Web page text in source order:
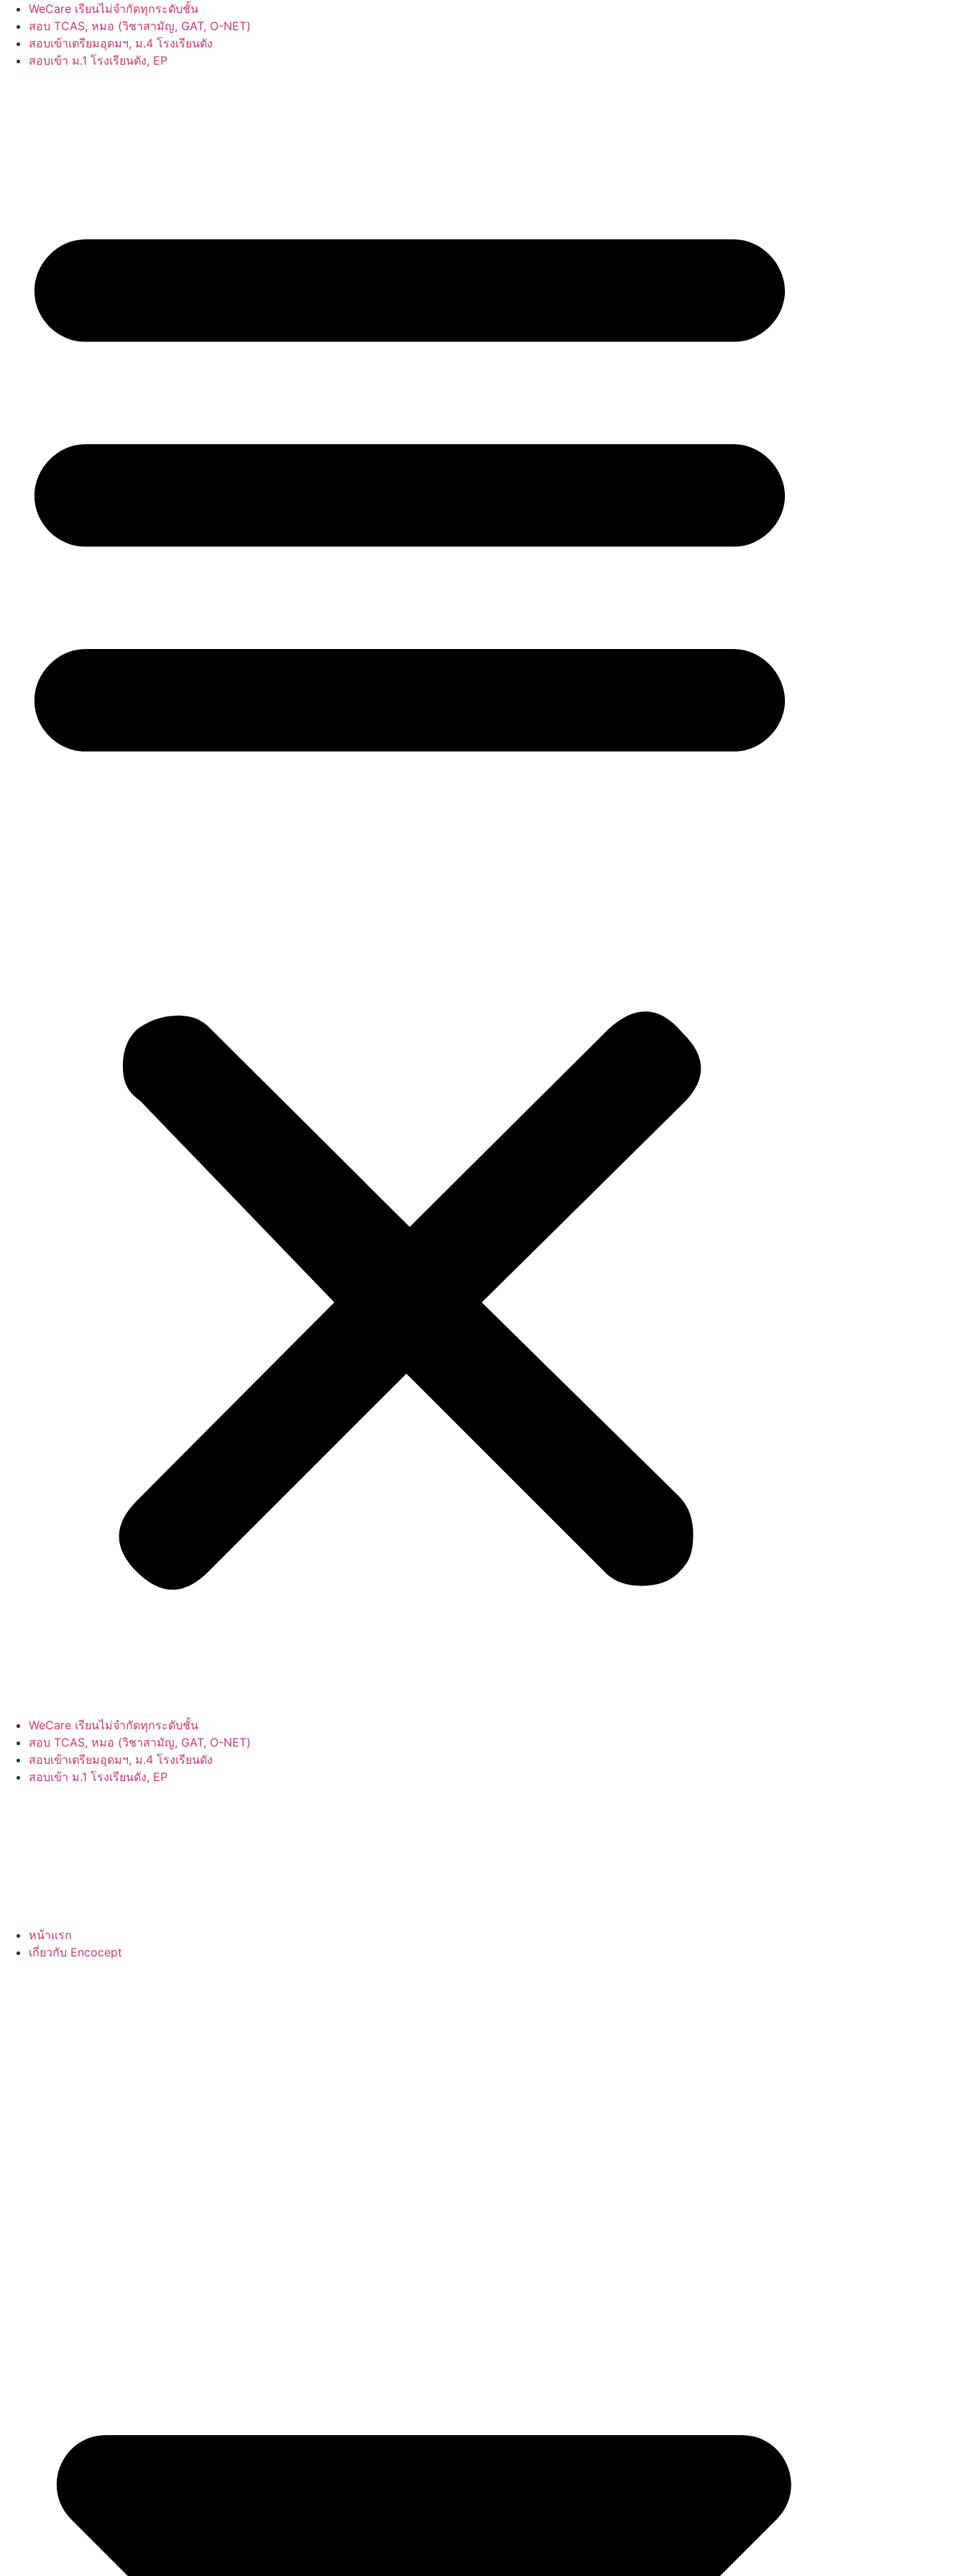
Skip
content
WeCare เรียนไม่จำกัดทุกระดับชั้น
สอบ TCAS, หมอ (วิชาสามัญ, GAT, O-NET)
สอบเข้าเตรียมอุดมฯ, ม.4 โรงเรียนดัง
สอบเข้า ม.1 โรงเรียนดัง, EP
WeCare เรียนไม่จำกัดทุกระดับชั้น
สอบ TCAS, หมอ (วิชาสามัญ, GAT, O-NET)
สอบเข้าเตรียมอุดมฯ, ม.4 โรงเรียนดัง
สอบเข้า ม.1 โรงเรียนดัง, EP
หน้าแรก
เกี่ยวกับ Encocept